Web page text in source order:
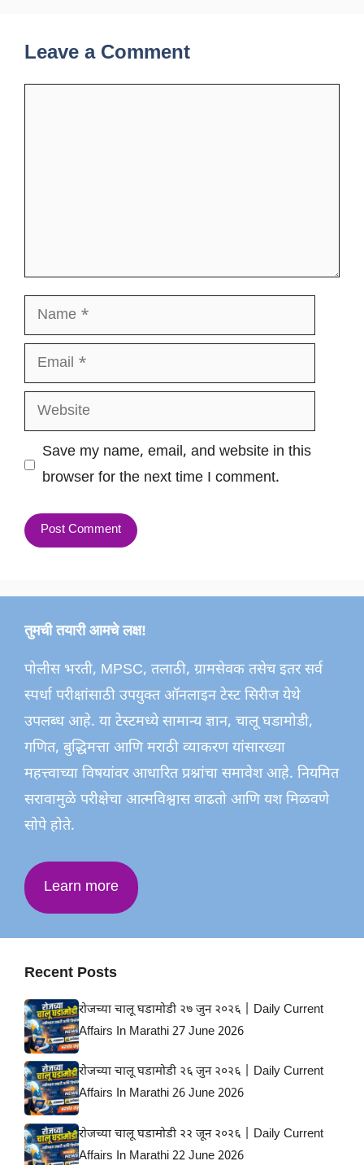
Leave a Comment
Name
Email
Website
Save my name, email, and website in this
browser for the next time I comment.
तुमची तयारी आमचे लक्ष!
पोलीस भरती, MPSC, तलाठी, ग्रामसेवक तसेच इतर सर्व
स्पर्धा परीक्षांसाठी उपयुक्त ऑनलाइन टेस्ट सिरीज येथे
उपलब्ध आहे. या टेस्टमध्ये सामान्य ज्ञान, चालू घडामोडी,
गणित, बुद्धिमत्ता आणि मराठी व्याकरण यांसारख्या
महत्त्वाच्या विषयांवर आधारित प्रश्नांचा समावेश आहे. नियमित
सरावामुळे परीक्षेचा आत्मविश्वास वाढतो आणि यश मिळवणे
सोपे होते.
Learn more
Recent Posts
रोजच्या चालू घडामोडी २७ जुन २०२६ | Daily Current
Affairs In Marathi 27 June 2026
रोजच्या चालू घडामोडी २६ जुन २०२६ | Daily Current
Affairs In Marathi 26 June 2026
रोजच्या चालू घडामोडी २२ जून २०२६ | Daily Current
Affairs In Marathi 22 June 2026